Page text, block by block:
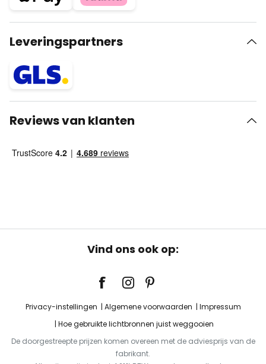
Leveringspartners
Reviews van klanten
Vind ons ook op:
Privacy-instellingen Algemene voorwaarden
Impressum
Hoe gebruikte lichtbronnen juist weggooien
De doorgestreepte prijzen komen overeen met de adviesprijs van de
fabrikant.